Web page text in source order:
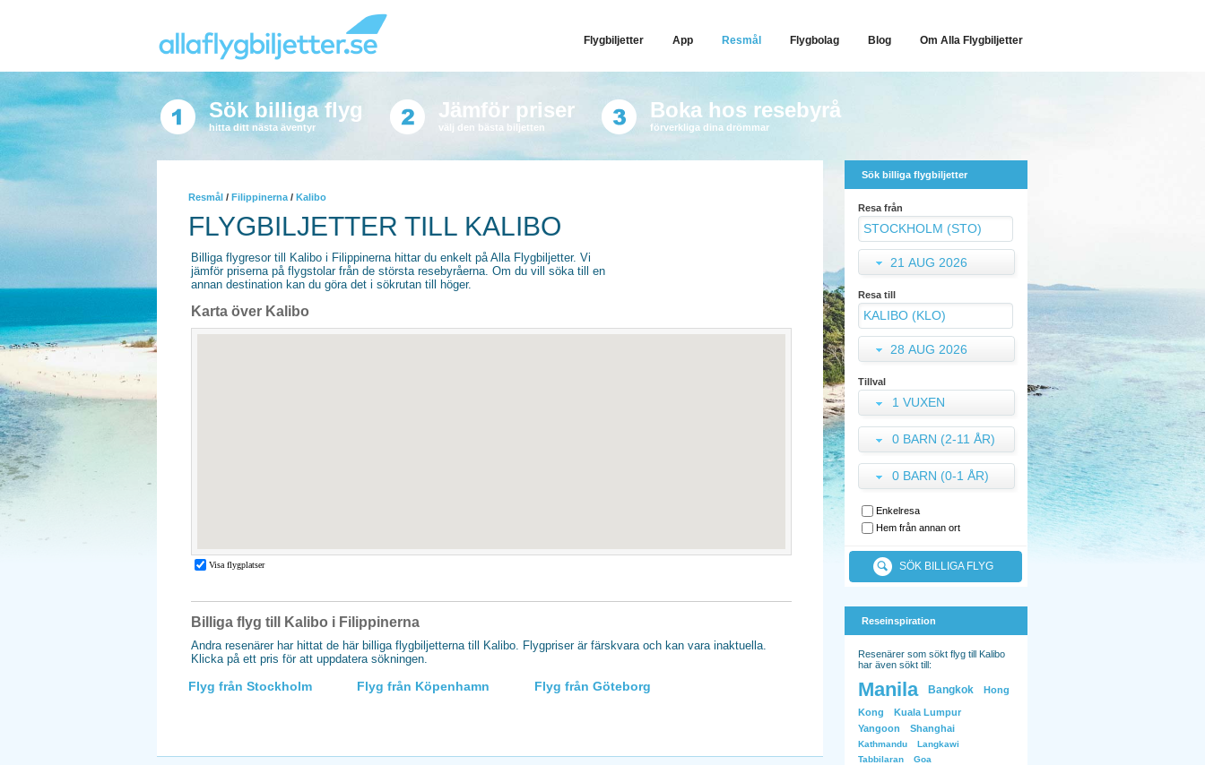
Flygbiljetter App Resmål Flygbolag Blog Om Alla Flygbiljetter
Sök billiga flyg
hitta ditt nästa äventyr
Jämför priser
välj den bästa biljetten
Boka hos resebyrå
förverkliga dina drömmar
Resmål / Filippinerna / Kalibo
FLYGBILJETTER TILL KALIBO
Billiga flygresor till Kalibo i Filippinerna hittar du enkelt på Alla Flygbiljetter. Vi
jämför priserna på flygstolar från de största resebyråerna. Om du vill söka till en
annan destination kan du göra det i sökrutan till höger.
Karta över Kalibo
Billiga flyg till Kalibo i Filippinerna
Andra resenärer har hittat de här billiga flygbiljetterna till Kalibo. Flygpriser är färskvara och kan vara inaktuella.
Klicka på ett pris för att uppdatera sökningen.
Flyg från Stockholm Flyg från Köpenhamn Flyg från Göteborg
Sök billiga flygbiljetter
Resa från
21 AUG 2026
Resa till
28 AUG 2026
Tillval
1 VUXEN
0 BARN (2-11 ÅR)
0 BARN (0-1 ÅR)
Enkelresa
Hem från annan ort
SÖK BILLIGA FLYG
Reseinspiration
Resenärer som sökt flyg till Kalibo
har även sökt till:
Manila Bangkok Hong
Kong
Kuala Lumpur
Yangoon
Shanghai
Kathmandu
Langkawi
Tabbilaran
Goa